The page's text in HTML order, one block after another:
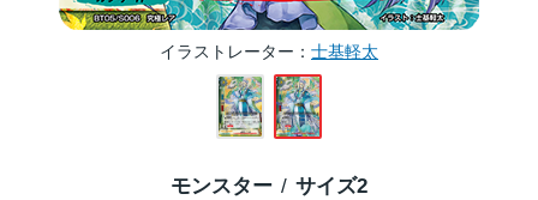
イラストレーター 士基軽太
モンスター サイズ2